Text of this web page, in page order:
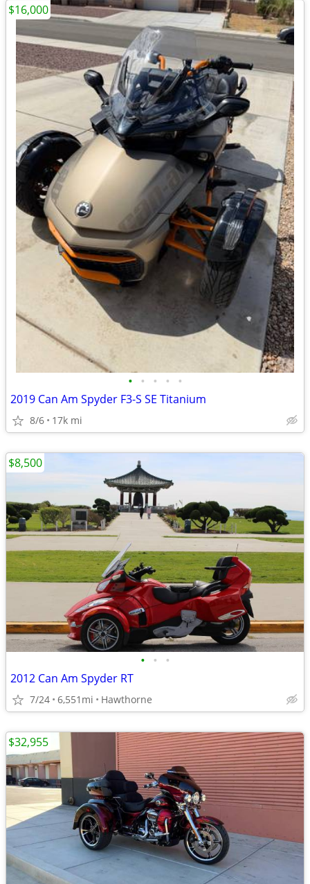
• • • • •
2019 Can Am Spyder F3-S SE Titanium
8/6 17k mi
$16,000
• • •
2012 Can Am Spyder RT
7/24 6,551mi Hawthorne
$8,500
$32,955